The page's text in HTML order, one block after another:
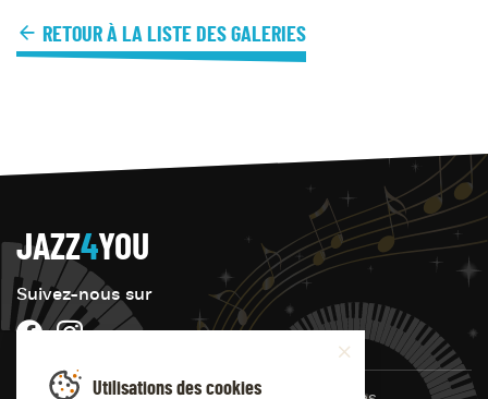
RETOUR À LA LISTE DES GALERIES
JAZZ4YOU
Suivez-nous sur
Utilisations des cookies